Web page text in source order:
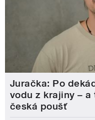
Juračka: Po
vodu z krajiny –
česká poušť